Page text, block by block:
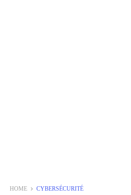
HOME CYBERSÉCURITÉ